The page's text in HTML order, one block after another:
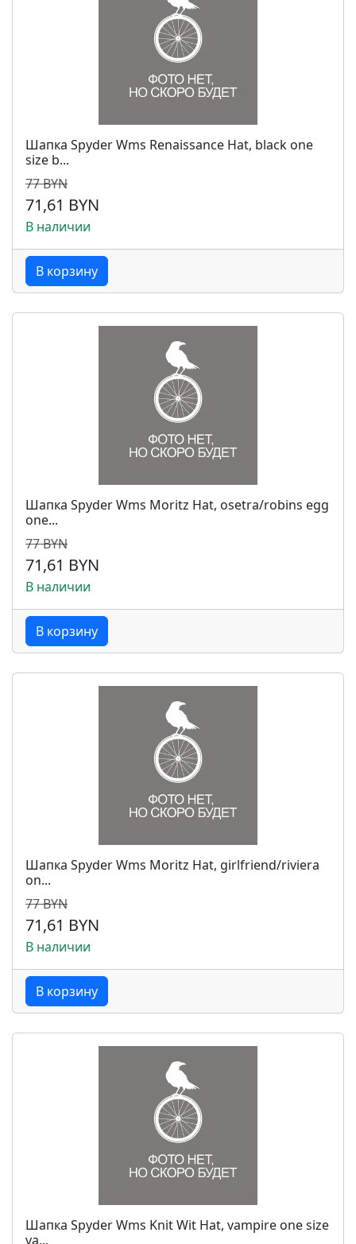
Шапка Spyder Wms Renaissance Hat, black one
size b...
77 BYN
71,61 BYN
В наличии
В корзину
Шапка Spyder Wms Moritz Hat, osetra/robins egg
one...
77 BYN
71,61 BYN
В наличии
В корзину
Шапка Spyder Wms Moritz Hat, girlfriend/riviera
on...
77 BYN
71,61 BYN
В наличии
В корзину
Шапка Spyder Wms Knit Wit Hat, vampire one size
va...